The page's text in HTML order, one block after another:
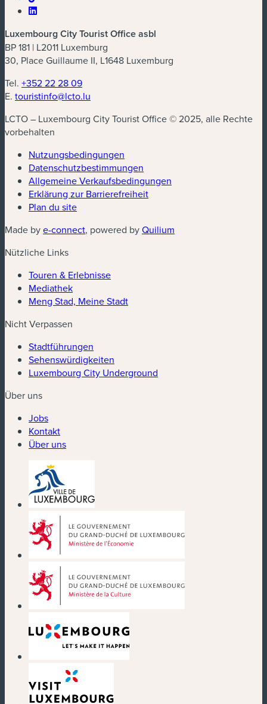
Luxembourg City Tourist Office asbl
BP 181 | L2011 Luxemburg
30, Place Guillaume II, L1648 Luxemburg
Tel. +352 22 28 09
E. touristinfo@lcto.lu
LCTO – Luxembourg City Tourist Office © 2025, alle Rechte
vorbehalten
Nutzungsbedingungen
Datenschutzbestimmungen
Allgemeine Verkaufsbedingungen
Erklärung zur Barrierefreiheit
Plan du site
Made bye-connect, powered byQuilium
Nützliche Links
Touren & Erlebnisse
Mediathek
Meng Stad, Meine Stadt
Nicht Verpassen
Stadtführungen
Sehenswürdigkeiten
Luxembourg City Underground
Über uns
Jobs
Kontakt
Über uns